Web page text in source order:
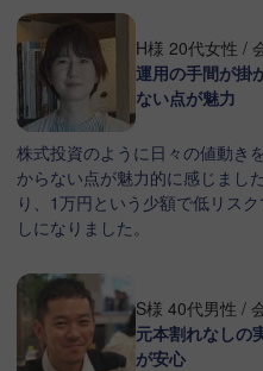
H様 20代女性 /
運用の手間が掛
ない点が魅力
株式投資のように日々の値動き
からない点が魅力的に感じまし
り、1万円という少額で低リス
しになりました。
S様 40代男性 /
元本割れなしの
が安心